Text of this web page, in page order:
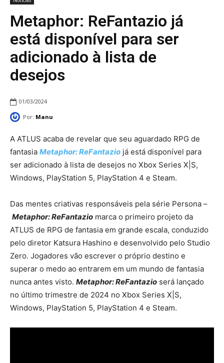
Metaphor: ReFantazio já
está disponível para ser
adicionado à lista de
desejos
01/03/2024
Por: Manu
A ATLUS acaba de revelar que seu aguardado RPG de
fantasia Metaphor: ReFantazio já está disponível para
ser adicionado à lista de desejos no Xbox Series X|S,
Windows, PlayStation 5, PlayStation 4 e Steam.
Das mentes criativas responsáveis pela série Persona –
Metaphor: ReFantazio marca o primeiro projeto da
ATLUS de RPG de fantasia em grande escala, conduzido
pelo diretor Katsura Hashino e desenvolvido pelo Studio
Zero. Jogadores vão escrever o próprio destino e
superar o medo ao entrarem em um mundo de fantasia
nunca antes visto. Metaphor: ReFantazio será lançado
no último trimestre de 2024 no Xbox Series X|S,
Windows, PlayStation 5, PlayStation 4 e Steam.